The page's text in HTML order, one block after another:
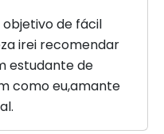
de fácil
irei recomendar
estudante de
como eu,amante